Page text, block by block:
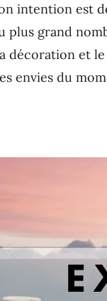
intention est
plus grand
décoration et
envies du